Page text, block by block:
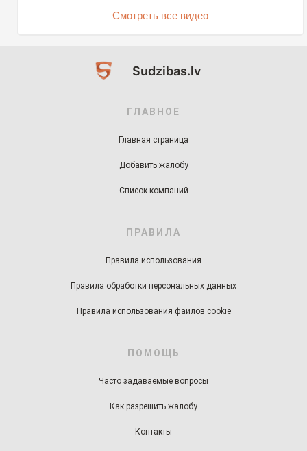
Смотреть все видео
Sudzibas.lv
ГЛАВНОЕ
Главная страница
Добавить жалобу
Список компаний
ПРАВИЛА
Правила использования
Правила обработки персональных данных
Правила использования файлов cookie
ПОМОЩЬ
Часто задаваемые вопросы
Как разрешить жалобу
Контакты